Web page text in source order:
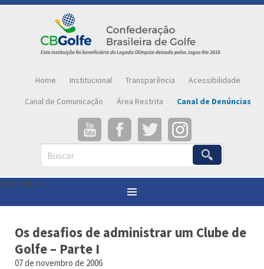
Home Institucional Transparência
Acessibilidade
Canal de Comunicação
Área Restrita Canal de Denúncias
Buscar
Abrir menu
Você está aqui: Notícias
Os desafios de administrar um Clube de Golfe – Parte I
Os desafios de administrar um Clube de
Golfe – Parte I
07 de novembro de 2006